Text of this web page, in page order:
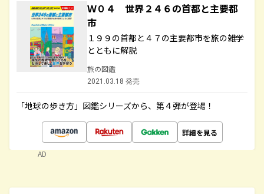
Ｗ０４ 世界２４６の首都と主要都
市
１９９の首都と４７の主要都市を旅の雑学
とともに解説
旅の図鑑
2021.03.18 発売
「地球の歩き方」図鑑シリーズから、第４弾が登場！
詳細を見る
AD